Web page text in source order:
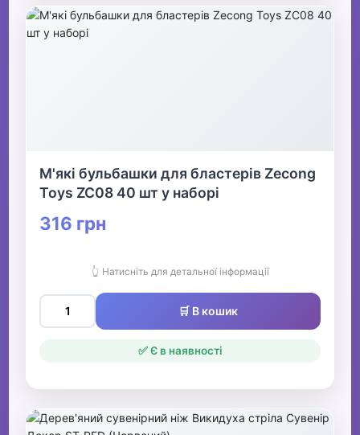
М'які бульбашки для бластерів Zecong
Toys ZC08 40 шт у наборі
316 грн
👆 Натисніть для детальної інформації
🛒 В кошик
✅ Є в наявності